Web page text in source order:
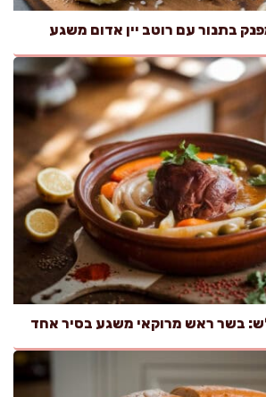
בתנור עם רוטב יין אדום משגע
בשר ראש מרוקאי משגע בסיר אחד